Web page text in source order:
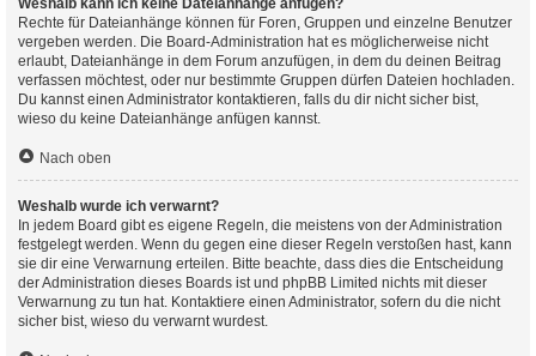
Weshalb kann ich keine Dateianhänge anfügen?
Rechte für Dateianhänge können für Foren, Gruppen und einzelne Benutzer
vergeben werden. Die Board-Administration hat es möglicherweise nicht
erlaubt, Dateianhänge in dem Forum anzufügen, in dem du deinen Beitrag
verfassen möchtest, oder nur bestimmte Gruppen dürfen Dateien hochladen.
Du kannst einen Administrator kontaktieren, falls du dir nicht sicher bist,
wieso du keine Dateianhänge anfügen kannst.
Nach oben
Weshalb wurde ich verwarnt?
In jedem Board gibt es eigene Regeln, die meistens von der Administration
festgelegt werden. Wenn du gegen eine dieser Regeln verstoßen hast, kann
sie dir eine Verwarnung erteilen. Bitte beachte, dass dies die Entscheidung
der Administration dieses Boards ist und phpBB Limited nichts mit dieser
Verwarnung zu tun hat. Kontaktiere einen Administrator, sofern du die nicht
sicher bist, wieso du verwarnt wurdest.